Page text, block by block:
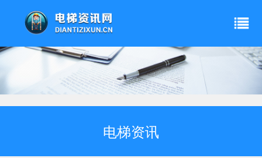
电梯资讯